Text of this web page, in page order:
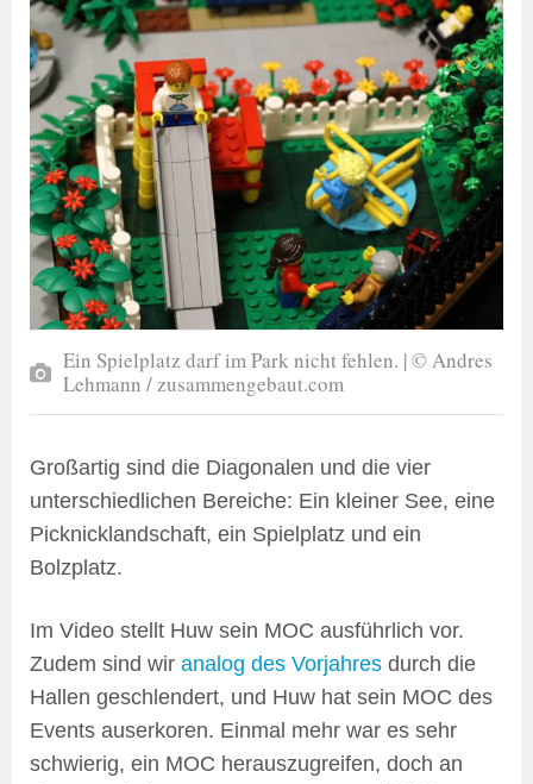
Ein Spielplatz darf im Park nicht fehlen. | © Andres
Lehmann / zusammengebaut.com
Großartig sind die Diagonalen und die vier
unterschiedlichen Bereiche: Ein kleiner See, eine
Picknicklandschaft, ein Spielplatz und ein
Bolzplatz.
Im Video stellt Huw sein MOC ausführlich vor.
Zudem sind wir analog des Vorjahres durch die
Hallen geschlendert, und Huw hat sein MOC des
Events auserkoren. Einmal mehr war es sehr
schwierig, ein MOC herauszugreifen, doch an